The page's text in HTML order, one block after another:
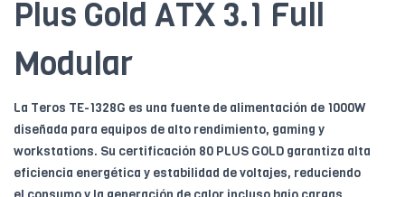
Plus Gold ATX 3.1 Full
Modular
La Teros TE-1328G es una fuente de alimentación de 1000W
diseñada para equipos de alto rendimiento, gaming y
workstations. Su certificación 80 PLUS GOLD garantiza alta
eficiencia energética y estabilidad de voltajes, reduciendo